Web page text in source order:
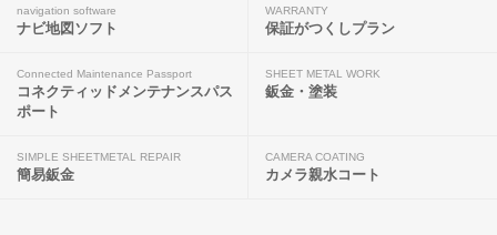
navigation software
ナビ地図ソフト
WARRANTY
保証がつくしプラン
Connected Maintenance Passport
コネクティッドメンテナンスパス
ポート
SHEET METAL WORK
鈑金・塗装
SIMPLE SHEETMETAL REPAIR
簡易鈑金
CAMERA COATING
カメラ親水コート